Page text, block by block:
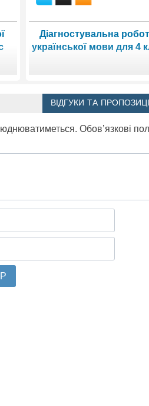
Діагностувальна
української мови для 4
ВІДГУКИ ТА
Обов’язкові